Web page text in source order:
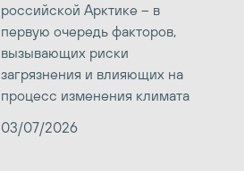
российской Арктике – в
первую очередь факторов,
вызывающих риски
загрязнения и влияющих на
процесс изменения климата
03/07/2026